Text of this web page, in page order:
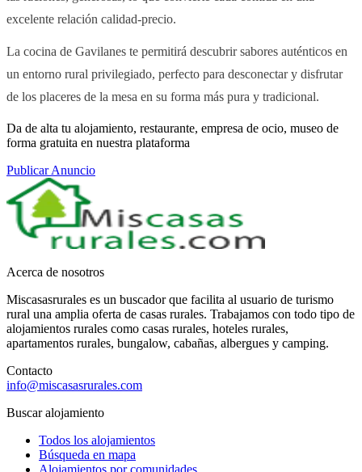
excelente relación calidad-precio.
La cocina de Gavilanes te permitirá descubrir sabores auténticos en
un entorno rural privilegiado, perfecto para desconectar y disfrutar
de los placeres de la mesa en su forma más pura y tradicional.
Da de alta tu alojamiento, restaurante, empresa de ocio, museo de
forma gratuita en nuestra plataforma
Publicar Anuncio
Acerca de nosotros
Miscasasrurales es un buscador que facilita al usuario de turismo
rural una amplia oferta de casas rurales. Trabajamos con todo tipo de
alojamientos rurales como casas rurales, hoteles rurales,
apartamentos rurales, bungalow, cabañas, albergues y camping.
Contacto
info@miscasasrurales.com
Buscar alojamiento
Todos los alojamientos
Búsqueda en mapa